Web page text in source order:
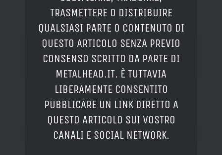
TRASMETTERE O DISTRIBUIRE
QUALSIASI PARTE O CONTENUTO DI
QUESTO ARTICOLO SENZA PREVIO
CONSENSO SCRITTO DA PARTE DI
METALHEAD.IT. È TUTTAVIA
LIBERAMENTE CONSENTITO
PUBBLICARE UN LINK DIRETTO A
QUESTO ARTICOLO SUI VOSTRO
CANALI E SOCIAL NETWORK.